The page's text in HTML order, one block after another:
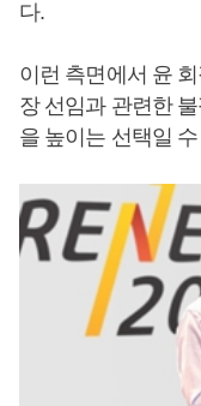
다.
이런 측면에서 윤
장 선임과 관련한
을 높이는 선택일